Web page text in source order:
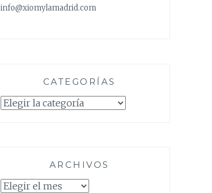
info@xiomylamadrid.com
CATEGORÍAS
Categorías
ARCHIVOS
Archivos